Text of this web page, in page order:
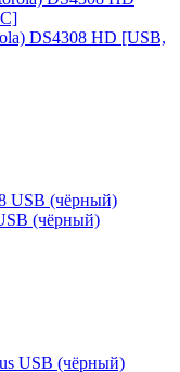
DS4308 HD [USB,
(чёрный)